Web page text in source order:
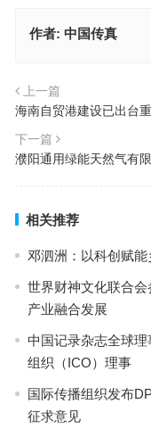
作者: 中国传真
上一篇
海南自贸港建设已出台
下一篇
濮阳通用绿能天然气有
相关推荐
邓泗洲：以科创赋
世界财神文化联合
产业融合发展
中国记录杂志全球
组织（ICO）理事
国际传播组织发布
征求意见